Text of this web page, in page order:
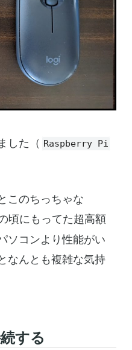
した（ Raspberry Pi
このちっちゃな
頃にもってた超高額
ソコンより性能がい
なんとも複雑な気持
する